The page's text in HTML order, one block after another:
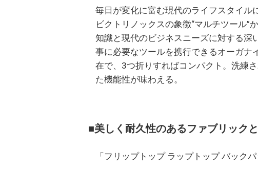
毎日が変化に富む現代のライフスタイル
ビクトリノックスの象徴“マルチツール”
知識と現代のビジネスニーズに対する深
事に必要なツールを携行できるオーガナ
在で、3つ折りすればコンパクト。洗練
た機能性が味わえる。
■美しく耐久性のあるファブリック
「フリップトップ ラップトップ バック